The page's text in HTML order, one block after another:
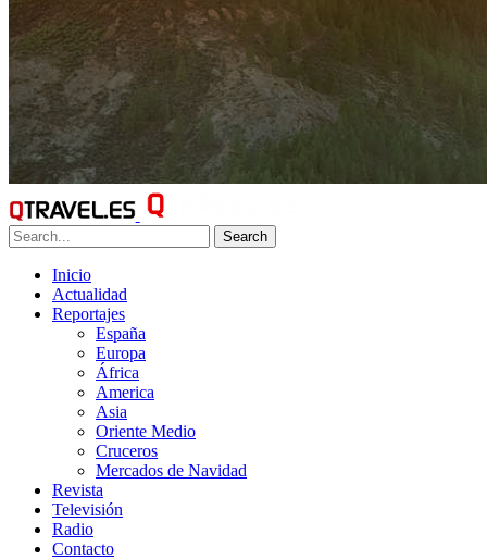
Search
Inicio
Actualidad
Reportajes
España
Europa
África
America
Asia
Oriente Medio
Cruceros
Mercados de Navidad
Revista
Televisión
Radio
Contacto